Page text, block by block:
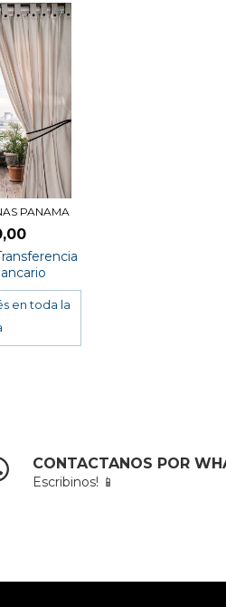
PANAMA
CONTACTANOS POR
Escribinos! 📱